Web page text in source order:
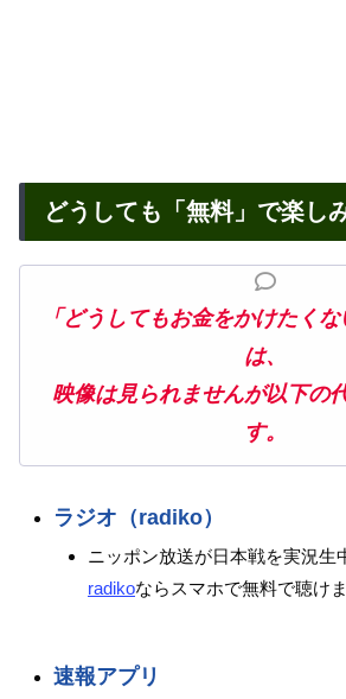
どうしても「無料」で楽し
「どうしてもお金をかけたく
は、
映像は見られませんが以下の
す。
ラジオ（radiko）
ニッポン放送が日本戦を実況生
radikoならスマホで無料で聴けま
速報アプリ